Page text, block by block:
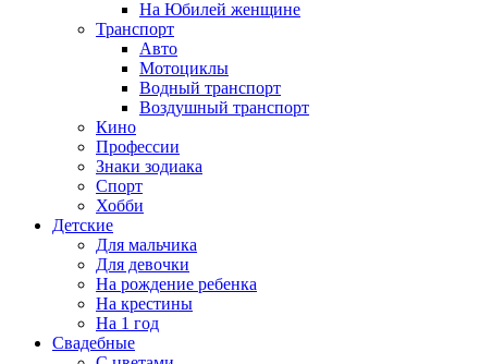
На Юбилей женщине
Транспорт
Авто
Мотоциклы
Водный транспорт
Воздушный транспорт
Кино
Профессии
Знаки зодиака
Спорт
Хобби
Детские
Для мальчика
Для девочки
На рождение ребенка
На крестины
На 1 год
Свадебные